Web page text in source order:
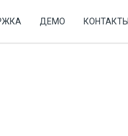
ДЕМО КОНТАКТЫ